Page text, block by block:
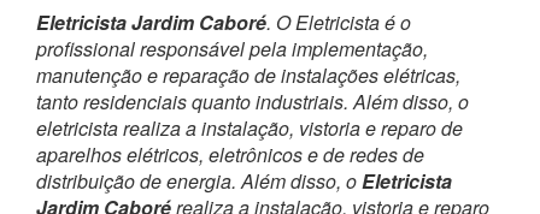
Eletricista Jardim Caboré. O Eletricista é o
profissional responsável pela implementação,
manutenção e reparação de instalações elétricas,
tanto residenciais quanto industriais. Além disso, o
eletricista realiza a instalação, vistoria e reparo de
aparelhos elétricos, eletrônicos e de redes de
distribuição de energia. Além disso, oEletricista
Jardim Caborérealiza a instalação, vistoria e reparo